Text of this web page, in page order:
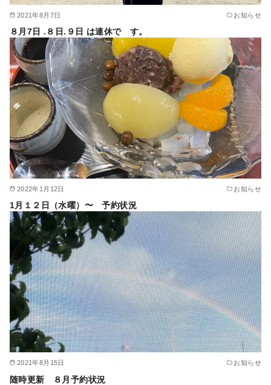
2021年8月7日 お知らせ
８月7日 .８日.９日 は連休で す。
2022年1月12日 お知らせ
1月１２日（水曜）〜 予約状況
2021年8月15日 お知らせ
随時更新 ８月予約状況